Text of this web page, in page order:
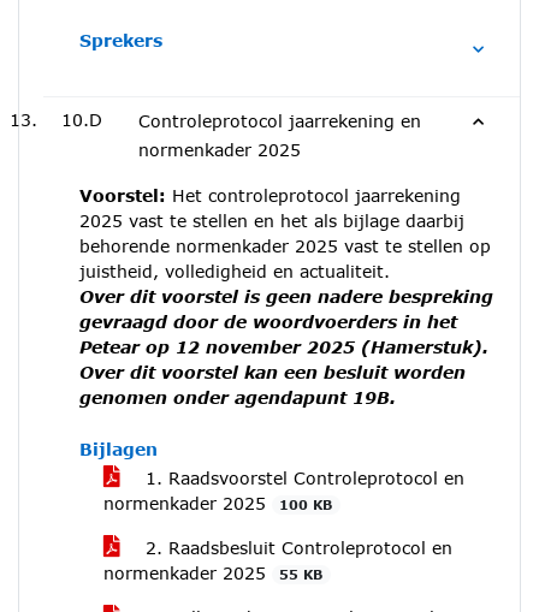
Sprekers
10.D
Controleprotocol jaarrekening en
normenkader 2025
Voorstel: Het controleprotocol jaarrekening
2025 vast te stellen en het als bijlage daarbij
behorende normenkader 2025 vast te stellen op
juistheid, volledigheid en actualiteit.
Over dit voorstel is geen nadere bespreking
gevraagd door de woordvoerders in het
Petear op 12 november 2025 (Hamerstuk).
Over dit voorstel kan een besluit worden
genomen onder agendapunt 19B.
Bijlagen
1. Raadsvoorstel Controleprotocol en
normenkader 2025
100 KB
2. Raadsbesluit Controleprotocol en
normenkader 2025
55 KB